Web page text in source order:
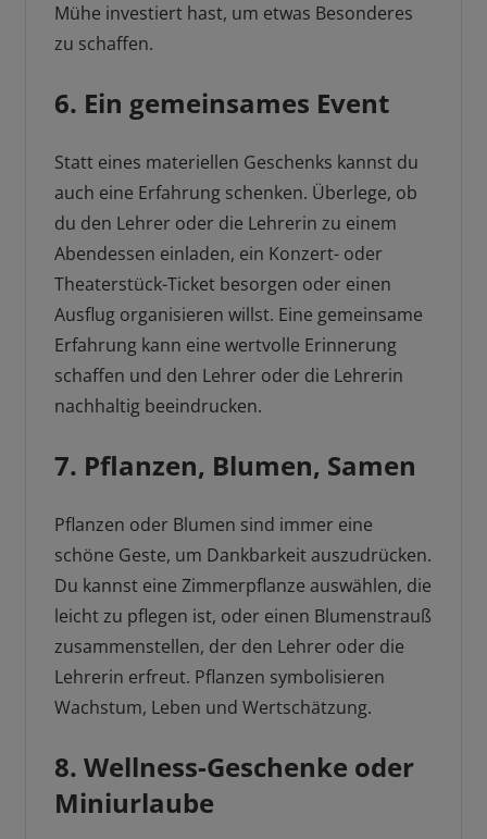
Mühe investiert hast, um etwas Besonderes
zu schaffen.
6. Ein gemeinsames Event
Statt eines materiellen Geschenks kannst du
auch eine Erfahrung schenken. Überlege, ob
du den Lehrer oder die Lehrerin zu einem
Abendessen einladen, ein Konzert- oder
Theaterstück-Ticket besorgen oder einen
Ausflug organisieren willst. Eine gemeinsame
Erfahrung kann eine wertvolle Erinnerung
schaffen und den Lehrer oder die Lehrerin
nachhaltig beeindrucken.
7. Pflanzen, Blumen, Samen
Pflanzen oder Blumen sind immer eine
schöne Geste, um Dankbarkeit auszudrücken.
Du kannst eine Zimmerpflanze auswählen, die
leicht zu pflegen ist, oder einen Blumenstrauß
zusammenstellen, der den Lehrer oder die
Lehrerin erfreut. Pflanzen symbolisieren
Wachstum, Leben und Wertschätzung.
8. Wellness-Geschenke oder
Miniurlaube